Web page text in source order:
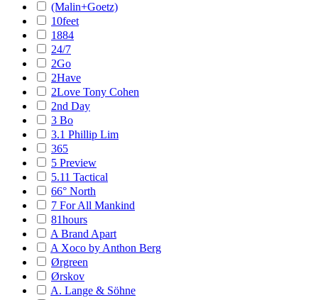
(Malin+Goetz)
10feet
1884
24/7
2Go
2Have
2Love Tony Cohen
2nd Day
3 Bo
3.1 Phillip Lim
365
5 Preview
5.11 Tactical
66° North
7 For All Mankind
81hours
A Brand Apart
A Xoco by Anthon Berg
Ørgreen
Ørskov
A. Lange & Söhne